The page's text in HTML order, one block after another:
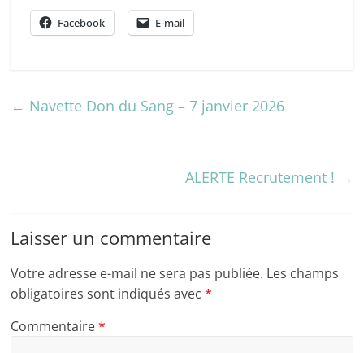
Facebook E-mail
← Navette Don du Sang – 7 janvier 2026
ALERTE Recrutement ! →
Laisser un commentaire
Votre adresse e-mail ne sera pas publiée. Les champs
obligatoires sont indiqués avec*
Commentaire*